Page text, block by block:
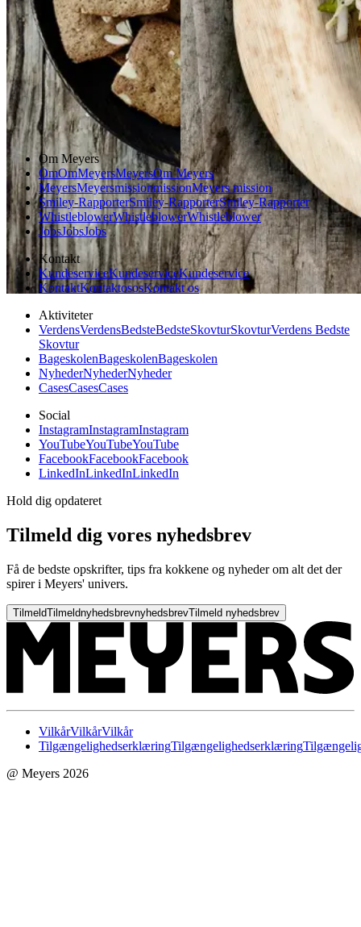
Gem opskrift
Aftensmad
Forårsmad
Sommermad
Dansk mad
Om Meyers
OmOmMeyersMeyersOm Meyers
MeyersMeyersmissionmissionMeyers mission
Smiley-RapporterSmiley-RapporterSmiley-Rapporter
WhistleblowerWhistleblowerWhistleblower
JobsJobsJobs
Kontakt
KundeserviceKundeserviceKundeservice
KontaktKontaktososKontakt os
Aktiviteter
VerdensVerdensBedsteBedsteSkovturSkovturVerdens Bedste
Skovtur
BageskolenBageskolenBageskolen
NyhederNyhederNyheder
CasesCasesCases
Social
InstagramInstagramInstagram
YouTubeYouTubeYouTube
FacebookFacebookFacebook
LinkedInLinkedInLinkedIn
Hold dig opdateret
Tilmeld dig vores nyhedsbrev
Få de bedste opskrifter, tips fra kokkene og nyheder om alt det der
spirer i Meyers' univers.
TilmeldTilmeldnyhedsbrevnyhedsbrevTilmeld nyhedsbrev
VilkårVilkårVilkår
TilgængelighedserklæringTilgængelighedserklæring
@ Meyers 2026